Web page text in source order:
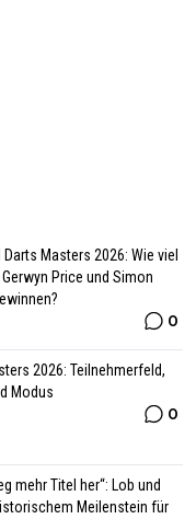
Masters 2026: Wie viel
Price und Simon
0
2026: Teilnehmerfeld,
Modus
0
mehr Titel her“: Lob und
Meilenstein für